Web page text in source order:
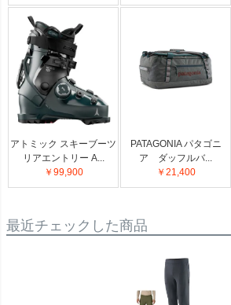
アトミック スキーブーツ
リアエントリー A...
￥99,900
PATAGONIA パタゴニ
ア ダッフルバ...
￥21,400
最近チェックした商品